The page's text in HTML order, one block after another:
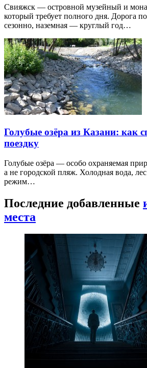
Свияжск — островной музейный и
который требует полного дня. Дорога
сезонно, наземная — круглый год…
Голубые озёра из Казани: как
поездку
Голубые озёра — особо охраняемая
а не городской пляж. Холодная вода,
режим…
Последние добавленные
места